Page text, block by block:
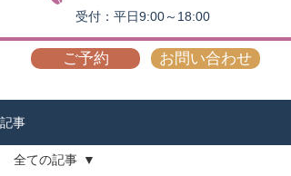
ご予約 お問い合わせ
受付：平日9:00～18:00
記事
全ての記事